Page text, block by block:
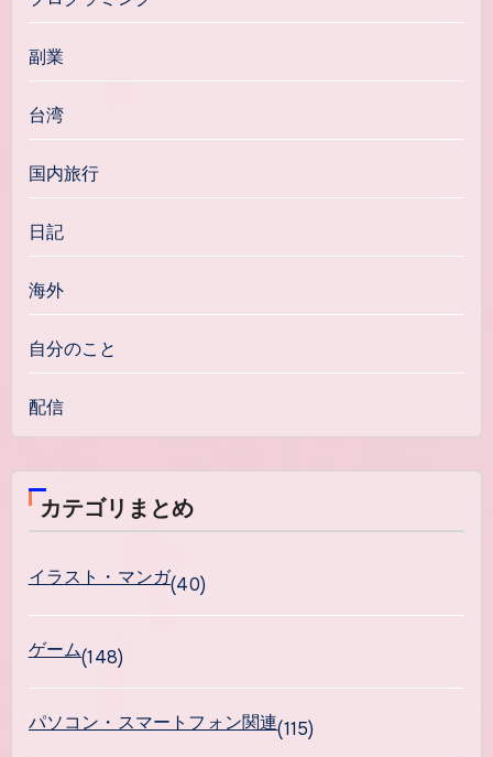
副業
台湾
国内旅行
日記
海外
自分のこと
配信
カテゴリまとめ
イラスト・マンガ(40)
ゲーム(148)
パソコン・スマートフォン関連(115)